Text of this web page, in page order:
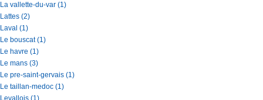
La vallette-du-var (1)
Lattes (2)
Laval (1)
Le bouscat (1)
Le havre (1)
Le mans (3)
Le pre-saint-gervais (1)
Le taillan-medoc (1)
Levallois (1)